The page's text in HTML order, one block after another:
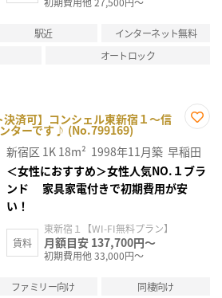
駅近
インターネット無料
オートロック
決済可】コンシェル東新宿１～信
ターです♪ (No.799169)
に入
り登
録
新宿区 1K 18m² 1998年11月築 早稲田
＜女性におすすめ＞女性人気NO.１ブラ
ンド 家具家電付きで初期費用が安
い！
賃料
東新宿１【WI-FI無料プラン】
月額目安 137,700円～
初期費用他 33,000円～
ファミリー向け
同棲向け